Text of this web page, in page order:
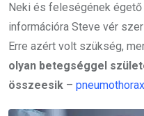
Neki és feleségének
információra Steve vér
Erre azért volt szükség,
olyan betegséggel
összeesik – pneumothorax